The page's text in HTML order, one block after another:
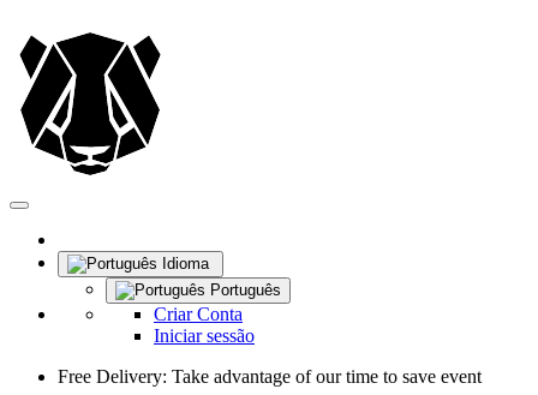
Idioma
Português
Criar Conta
Iniciar sessão
Free Delivery: Take advantage of our time to save event